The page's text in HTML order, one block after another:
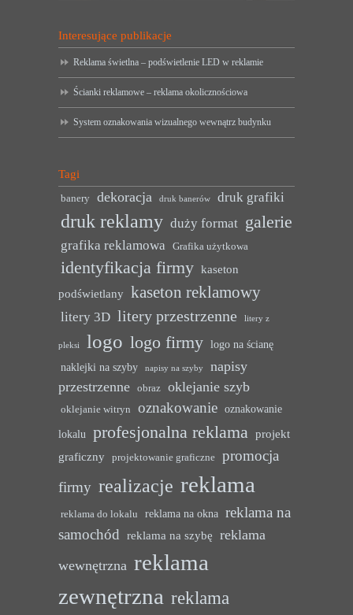
Interesujące publikacje
Reklama świetlna – podświetlenie LED w reklamie
Ścianki reklamowe – reklama okolicznościowa
System oznakowania wizualnego wewnątrz budynku
Tagi
banery dekoracja druk banerów druk grafiki
druk reklamy duży format galerie
grafika reklamowa Grafika użytkowa
identyfikacja firmy kaseton
podświetlany kaseton reklamowy
litery 3D litery przestrzenne litery z
pleksi logo logo firmy logo na ścianę
naklejki na szyby
napisy na szyby
napisy
przestrzenne
obraz oklejanie szyb
oklejanie witryn oznakowanie oznakowanie
lokalu profesjonalna reklama projekt
graficzny
projektowanie graficzne
promocja
firmy realizacje reklama
reklama do lokalu reklama na okna reklama na
samochód reklama na szybę reklama
wewnętrzna reklama
zewnętrzna reklama